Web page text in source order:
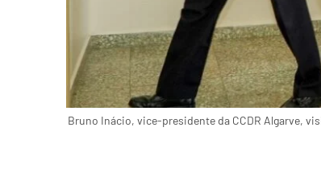
Bruno Inácio, vice-presidente da CCDR Algarve,